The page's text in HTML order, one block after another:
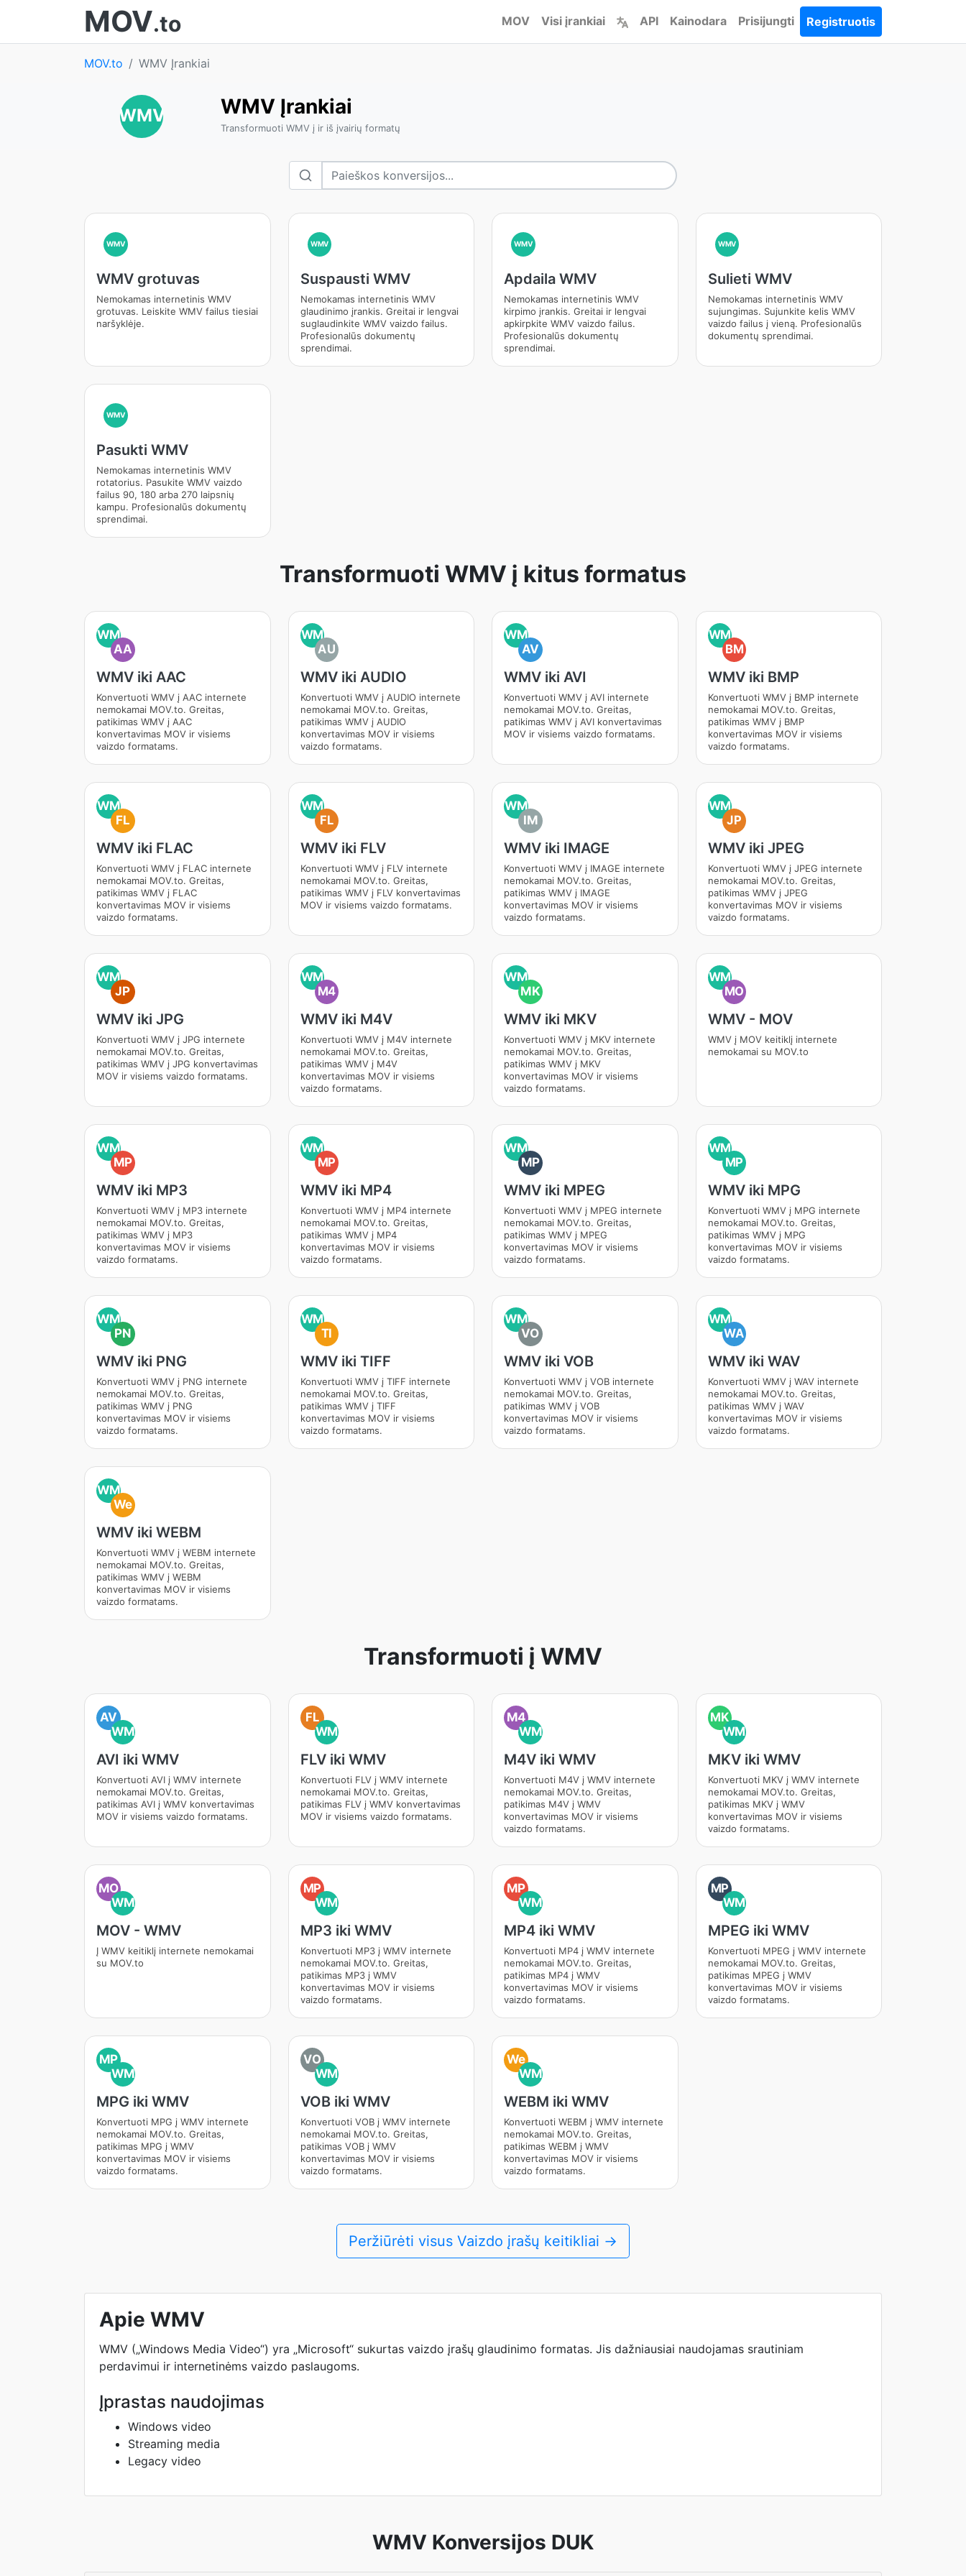
MOV.to MOV Visi įrankiai API Kainodara Prisijungti Registruotis
MOV.to WMV Įrankiai
WMV WMV Įrankiai
Transformuoti WMV į ir iš įvairių formatų
WMV
WMV grotuvas
Nemokamas internetinis WMV
grotuvas. Leiskite WMV failus tiesiai
naršyklėje.
WMV
Suspausti WMV
Nemokamas internetinis WMV
glaudinimo įrankis. Greitai ir lengvai
suglaudinkite WMV vaizdo failus.
Profesionalūs dokumentų
sprendimai.
WMV
Apdaila WMV
Nemokamas internetinis WMV
kirpimo įrankis. Greitai ir lengvai
apkirpkite WMV vaizdo failus.
Profesionalūs dokumentų
sprendimai.
WMV
Sulieti WMV
Nemokamas internetinis WMV
sujungimas. Sujunkite kelis WMV
vaizdo failus į vieną. Profesionalūs
dokumentų sprendimai.
WMV
Pasukti WMV
Nemokamas internetinis WMV
rotatorius. Pasukite WMV vaizdo
failus 90, 180 arba 270 laipsnių
kampu. Profesionalūs dokumentų
sprendimai.
Transformuoti WMV į kitus formatus
WM
AA
WMV iki AAC
Konvertuoti WMV į AAC internete
nemokamai MOV.to. Greitas,
patikimas WMV į AAC
konvertavimas MOV ir visiems
vaizdo formatams.
WM
AU
WMV iki AUDIO
Konvertuoti WMV į AUDIO internete
nemokamai MOV.to. Greitas,
patikimas WMV į AUDIO
konvertavimas MOV ir visiems
vaizdo formatams.
WM
AV
WMV iki AVI
Konvertuoti WMV į AVI internete
nemokamai MOV.to. Greitas,
patikimas WMV į AVI konvertavimas
MOV ir visiems vaizdo formatams.
WM
BM
WMV iki BMP
Konvertuoti WMV į BMP internete
nemokamai MOV.to. Greitas,
patikimas WMV į BMP
konvertavimas MOV ir visiems
vaizdo formatams.
WM
FL
WMV iki FLAC
Konvertuoti WMV į FLAC internete
nemokamai MOV.to. Greitas,
patikimas WMV į FLAC
konvertavimas MOV ir visiems
vaizdo formatams.
WM
FL
WMV iki FLV
Konvertuoti WMV į FLV internete
nemokamai MOV.to. Greitas,
patikimas WMV į FLV konvertavimas
MOV ir visiems vaizdo formatams.
WM
IM
WMV iki IMAGE
Konvertuoti WMV į IMAGE internete
nemokamai MOV.to. Greitas,
patikimas WMV į IMAGE
konvertavimas MOV ir visiems
vaizdo formatams.
WM
JP
WMV iki JPEG
Konvertuoti WMV į JPEG internete
nemokamai MOV.to. Greitas,
patikimas WMV į JPEG
konvertavimas MOV ir visiems
vaizdo formatams.
WM
JP
WMV iki JPG
Konvertuoti WMV į JPG internete
nemokamai MOV.to. Greitas,
patikimas WMV į JPG konvertavimas
MOV ir visiems vaizdo formatams.
WM
M4
WMV iki M4V
Konvertuoti WMV į M4V internete
nemokamai MOV.to. Greitas,
patikimas WMV į M4V
konvertavimas MOV ir visiems
vaizdo formatams.
WM
MK
WMV iki MKV
Konvertuoti WMV į MKV internete
nemokamai MOV.to. Greitas,
patikimas WMV į MKV
konvertavimas MOV ir visiems
vaizdo formatams.
WM
MO
WMV - MOV
WMV į MOV keitiklį internete
nemokamai su MOV.to
WM
MP
WMV iki MP3
Konvertuoti WMV į MP3 internete
nemokamai MOV.to. Greitas,
patikimas WMV į MP3
konvertavimas MOV ir visiems
vaizdo formatams.
WM
MP
WMV iki MP4
Konvertuoti WMV į MP4 internete
nemokamai MOV.to. Greitas,
patikimas WMV į MP4
konvertavimas MOV ir visiems
vaizdo formatams.
WM
MP
WMV iki MPEG
Konvertuoti WMV į MPEG internete
nemokamai MOV.to. Greitas,
patikimas WMV į MPEG
konvertavimas MOV ir visiems
vaizdo formatams.
WM
MP
WMV iki MPG
Konvertuoti WMV į MPG internete
nemokamai MOV.to. Greitas,
patikimas WMV į MPG
konvertavimas MOV ir visiems
vaizdo formatams.
WM
PN
WMV iki PNG
Konvertuoti WMV į PNG internete
nemokamai MOV.to. Greitas,
patikimas WMV į PNG
konvertavimas MOV ir visiems
vaizdo formatams.
WM
TI
WMV iki TIFF
Konvertuoti WMV į TIFF internete
nemokamai MOV.to. Greitas,
patikimas WMV į TIFF
konvertavimas MOV ir visiems
vaizdo formatams.
WM
VO
WMV iki VOB
Konvertuoti WMV į VOB internete
nemokamai MOV.to. Greitas,
patikimas WMV į VOB
konvertavimas MOV ir visiems
vaizdo formatams.
WM
WA
WMV iki WAV
Konvertuoti WMV į WAV internete
nemokamai MOV.to. Greitas,
patikimas WMV į WAV
konvertavimas MOV ir visiems
vaizdo formatams.
WM
We
WMV iki WEBM
Konvertuoti WMV į WEBM internete
nemokamai MOV.to. Greitas,
patikimas WMV į WEBM
konvertavimas MOV ir visiems
vaizdo formatams.
Transformuoti į WMV
AV
WM
AVI iki WMV
Konvertuoti AVI į WMV internete
nemokamai MOV.to. Greitas,
patikimas AVI į WMV konvertavimas
MOV ir visiems vaizdo formatams.
FL
WM
FLV iki WMV
Konvertuoti FLV į WMV internete
nemokamai MOV.to. Greitas,
patikimas FLV į WMV konvertavimas
MOV ir visiems vaizdo formatams.
M4
WM
M4V iki WMV
Konvertuoti M4V į WMV internete
nemokamai MOV.to. Greitas,
patikimas M4V į WMV
konvertavimas MOV ir visiems
vaizdo formatams.
MK
WM
MKV iki WMV
Konvertuoti MKV į WMV internete
nemokamai MOV.to. Greitas,
patikimas MKV į WMV
konvertavimas MOV ir visiems
vaizdo formatams.
MO
WM
MOV - WMV
Į WMV keitiklį internete nemokamai
su MOV.to
MP
WM
MP3 iki WMV
Konvertuoti MP3 į WMV internete
nemokamai MOV.to. Greitas,
patikimas MP3 į WMV
konvertavimas MOV ir visiems
vaizdo formatams.
MP
WM
MP4 iki WMV
Konvertuoti MP4 į WMV internete
nemokamai MOV.to. Greitas,
patikimas MP4 į WMV
konvertavimas MOV ir visiems
vaizdo formatams.
MP
WM
MPEG iki WMV
Konvertuoti MPEG į WMV internete
nemokamai MOV.to. Greitas,
patikimas MPEG į WMV
konvertavimas MOV ir visiems
vaizdo formatams.
MP
WM
MPG iki WMV
Konvertuoti MPG į WMV internete
nemokamai MOV.to. Greitas,
patikimas MPG į WMV
konvertavimas MOV ir visiems
vaizdo formatams.
VO
WM
VOB iki WMV
Konvertuoti VOB į WMV internete
nemokamai MOV.to. Greitas,
patikimas VOB į WMV
konvertavimas MOV ir visiems
vaizdo formatams.
We
WM
WEBM iki WMV
Konvertuoti WEBM į WMV internete
nemokamai MOV.to. Greitas,
patikimas WEBM į WMV
konvertavimas MOV ir visiems
vaizdo formatams.
Peržiūrėti visus Vaizdo įrašų keitikliai →
Apie WMV
WMV („Windows Media Video“) yra „Microsoft“ sukurtas vaizdo įrašų glaudinimo formatas. Jis dažniausiai naudojamas srautiniam
perdavimui ir internetinėms vaizdo paslaugoms.
Įprastas naudojimas
Windows video
Streaming media
Legacy video
WMV Konversijos DUK